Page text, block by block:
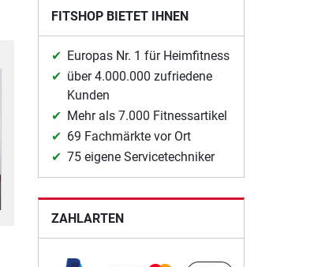
FITSHOP BIETET IHNEN
Europas Nr. 1 für Heimfitness
über 4.000.000 zufriedene
Kunden
Mehr als 7.000 Fitnessartikel
69 Fachmärkte vor Ort
75 eigene Servicetechniker
ZAHLARTEN